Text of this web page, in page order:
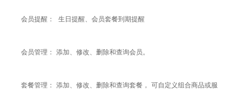
会员提醒： 生日提醒、会员套餐到期提醒
会员管理： 添加、修改、删除和查询会员。
套餐管理： 添加、修改、删除和查询套餐， 可自定义组合商品或服